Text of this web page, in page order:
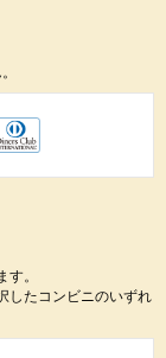
。
したコンビニのいずれ